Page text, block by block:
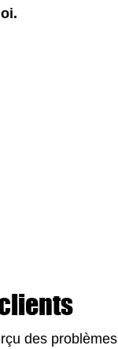
des problèmes